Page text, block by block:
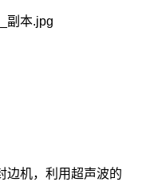
边机，利用超声波的